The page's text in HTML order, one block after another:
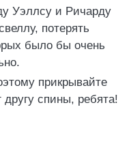
Уэллсу и Ричарду
потерять
было бы очень
прикрывайте
другу спины, ребята!